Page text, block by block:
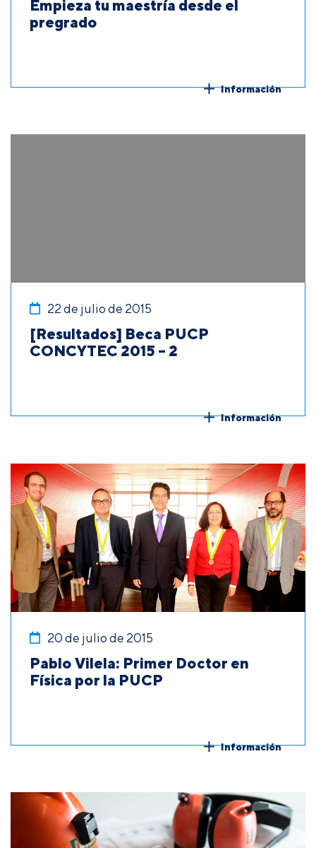
Empieza tu maestría desde el
pregrado
Información
22 de julio de 2015
[Resultados] Beca PUCP
CONCYTEC 2015 – 2
Información
20 de julio de 2015
Pablo Vilela: Primer Doctor en
Física por la PUCP
Información